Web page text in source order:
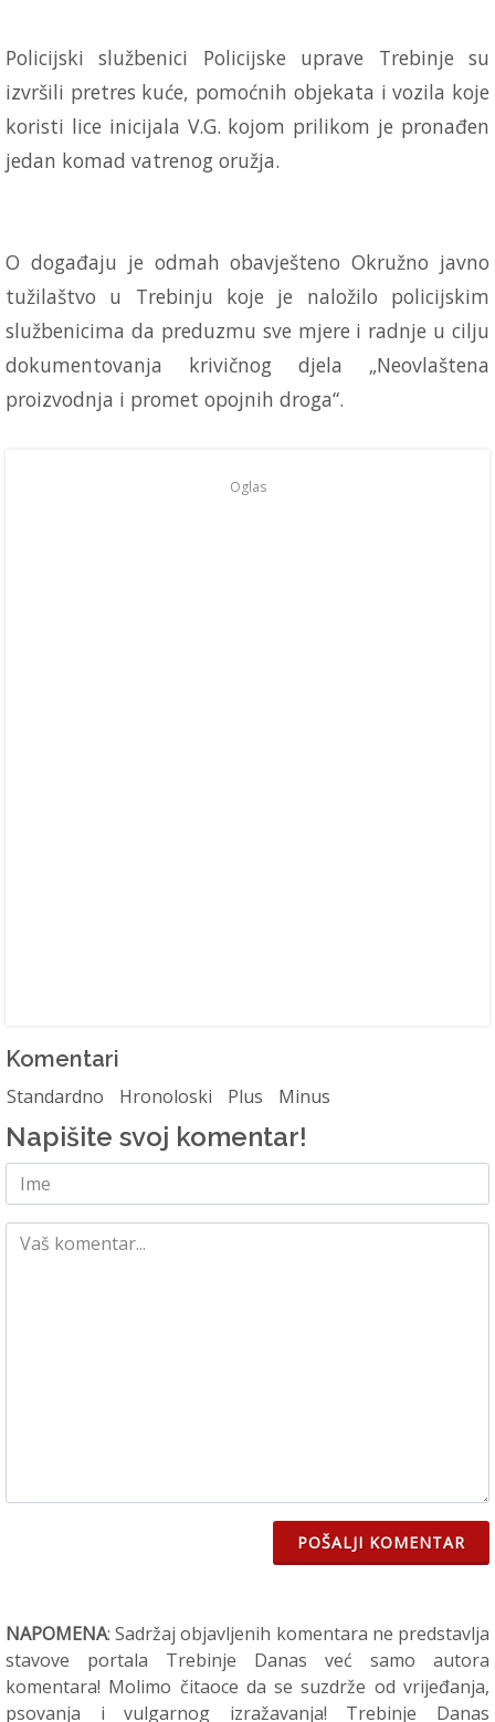
Policijski službenici Policijske uprave Trebinje su
izvršili pretres kuće, pomoćnih objekata i vozila koje
koristi lice inicijala V.G. kojom prilikom je pronađen
jedan komad vatrenog oružja.
O događaju je odmah obavješteno Okružno javno
tužilaštvo u Trebinju koje je naložilo policijskim
službenicima da preduzmu sve mjere i radnje u cilju
dokumentovanja krivičnog djela „Neovlaštena
proizvodnja i promet opojnih droga“.
Oglas
Komentari
Standardno Hronoloski Plus Minus
Napišite svoj komentar!
POŠALJI KOMENTAR
NAPOMENA: Sadržaj objavljenih komentara ne predstavlja
stavove portala Trebinje Danas već samo autora
komentara! Molimo čitaoce da se suzdrže od vrijeđanja,
psovanja i vulgarnog izražavanja! Trebinje Danas